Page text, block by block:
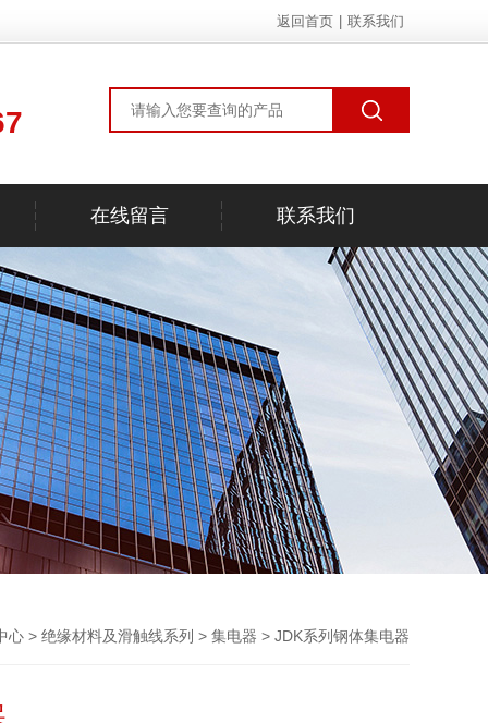
返回首页 联系我们
在线留言 联系我们
心 > 绝缘材料及滑触线系列 > 集电器 > JDK系列钢体集电器